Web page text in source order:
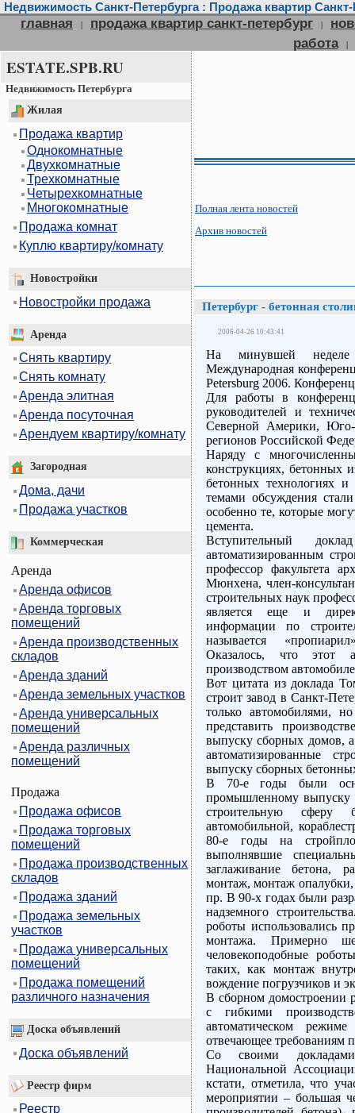
Недвижимость Санкт-Петербурга : Продажа квартир
главная | продажа квартир санкт-петербург |
работа
|
ESTATE.SPB.RU
Недвижимость Петербурга
Жилая
Продажа квартир
Однокомнатные
Двухкомнатные
Трехкомнатные
Четырехкомнатные
Многокомнатные
Продажа комнат
Куплю квартиру/комнату
Новостройки
Новостройки продажа
Аренда
Снять квартиру
Снять комнату
Аренда элитная
Аренда посуточная
Арендуем квартиру/комнату
Загородная
Дома, дачи
Продажа участков
Коммерческая
Аренда
Аренда офисов
Аренда торговых
помещений
Аренда производственных
складов
Аренда зданий
Аренда земельных участков
Аренда универсальных
помещений
Аренда различных
помещений
Продажа
Продажа офисов
Продажа торговых
помещений
Продажа производственных
складов
Продажа зданий
Продажа земельных
участков
Продажа универсальных
помещений
Продажа помещений
различного назначения
Доска объявлений
Доска объявлений
Реестр фирм
Реестр
Полная лента новостей
Архив новостей
Петербург - бетонная
2006-04-26 10:43:41
На минувшей
Международная
Petersburg 2006.
Для работы в
руководителей и
Северной Америки,
регионов Российской
Наряду с
конструкциях, бетонных
бетонных технологиях и
темами обсуждения
особенно те, которые
цемента.
Вступительный
автоматизированным
профессор факультета
Мюнхена, член-
строительных наук
является еще и
информации по
называется
Оказалось, что этот
производством
Вот цитата из доклада
строит завод в Санкт-
только автомобилями,
представить
выпуску сборных домов,
автоматизированные
выпуску сборных
В 70-е годы были
промышленному выпуску
строительную
автомобильной,
80-е годы на
выполнявшие
заглаживание бетона,
монтаж, монтаж
пр. В 90-х годах были
надземного
роботы использовались
монтажа. Примерно
человекоподобные
таких, как монтаж
вождение погрузчиков и
В сборном домостроении
с гибкими
автоматическом
отвечающее требованиям
Со своими
Национальной
кстати, отметила, что
мероприятии – большая